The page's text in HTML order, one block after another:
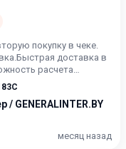
покупку в чеке.
доставка в
расчета
Пров...
GENERALINTER.BY
месяц назад